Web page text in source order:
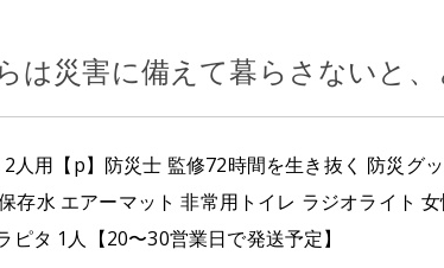
は災害に備えて暮らさないと
2人用【p】防災士 監修72時間を生き抜く 防災グ
存水 エアーマット 非常用トイレ ラジオライト
ピタ 1人【20〜30営業日で発送予定】